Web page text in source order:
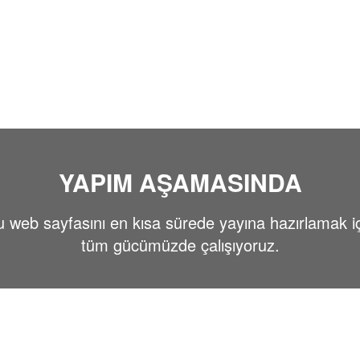
YAPIM AŞAMASINDA
web sayfasını en kısa sürede yayına hazırlamak
tüm gücümüzde çalışıyoruz.